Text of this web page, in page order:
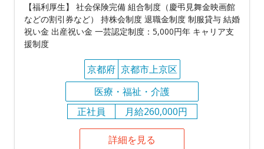
【福利厚生】 社会保険完備 組合制度（慶弔見舞金映画館
などの割引券など） 持株会制度 退職金制度 制服貸与 結婚
祝い金 出産祝い金 一芸認定制度：5,000円年 キャリア支
援制度
京都府 京都市上京区
医療・福祉・介護
正社員
月給260,000円
詳細を見る